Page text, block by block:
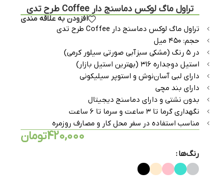
تراول ماگ لوکس دماسنج دار Coffee طرح تدی
افزودن به علاقه مندی
تراول ماگ لوکس دماسنج دار Coffee طرح تدی
حجم: ۴۵۰ میل
در ۵ رنگ (مشکی سبزآبی صورتی سیلور کرمی)
استیل دوجداره ۳۱۶ (بهترین استیل بازار)
دارای لبی آسان‌نوش و استوپر سیلیکونی
دارای بند مچی
بدون نشتی و دارای دماسنج دیجیتال
نگهداری گرما تا ۳ ساعت و سرما تا ۶ ساعت
مناسب استفاده در سفر محل کار و مصارف روزمره
420,000تومان
رنگ‌ها